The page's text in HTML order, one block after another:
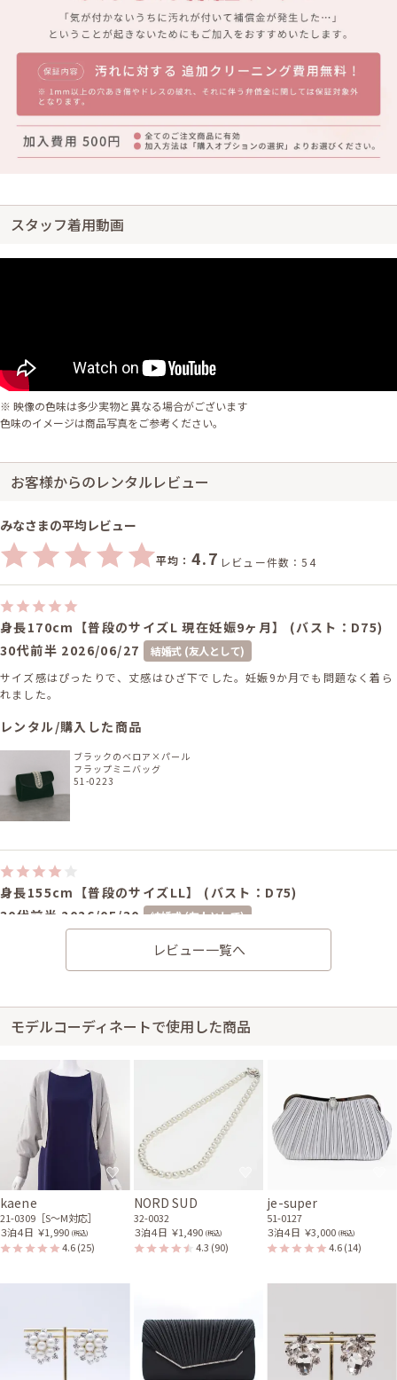
スタッフ着用動画
※ 映像の色味は多少実物と異なる場合がございます
色味のイメージは商品写真をご参考ください。
お客様からのレンタルレビュー
みなさまの平均レビュー
平均： 4.7 レビュー件数：54
身長170cm【普段のサイズL 現在妊娠9ヶ月】 (バスト：D75)
30代前半 2026/06/27
結婚式 (友人として)
サイズ感はぴったりで、丈感はひざ下でした。妊娠9か月でも問題なく着ら
れました。
レンタル/購入した商品
ブラックのベロア×パール
フラップミニバッグ
51-0223
身長155cm【普段のサイズLL】 (バスト：D75)
30代前半 2026/05/30
結婚式 (友人として)
サイズ感はぴったりで、丈感はひざ下でした。とても可愛いドレスでした♡
身長155cm【普段のサイズL】 (バスト：F75)
サイズ感はぴったりで、丈感はひざ下でした。以前も着たことがあり、サ
イズが調整しやすかったです。
レビュー一覧へ
モデルコーディネートで使用した商品
kaene
21-0309［S〜M対応］
３泊４日 ￥1,990 (税込)
4.6(25)
NORD SUD
32-0032
３泊４日 ￥1,490 (税込)
4.3 (90)
je-super
51-0127
３泊４日 ￥3,000 (税込)
4.6(14)